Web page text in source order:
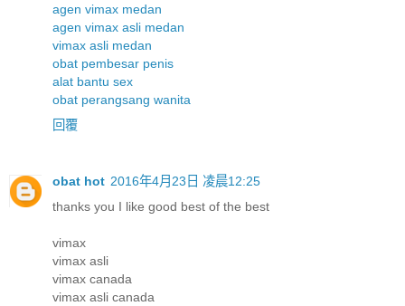
agen vimax medan
agen vimax asli medan
vimax asli medan
obat pembesar penis
alat bantu sex
obat perangsang wanita
回覆
obat hot 2016年4月23日 凌晨12:25
thanks you I like good best of the best
vimax
vimax asli
vimax canada
vimax asli canada